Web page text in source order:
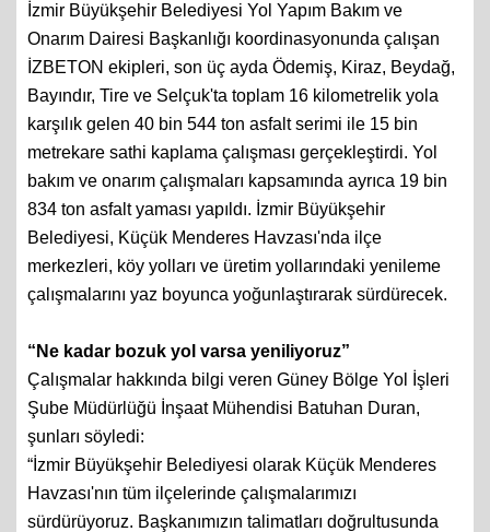
İzmir Büyükşehir Belediyesi Yol Yapım Bakım ve
Onarım Dairesi Başkanlığı koordinasyonunda çalışan
İZBETON ekipleri, son üç ayda Ödemiş, Kiraz, Beydağ,
Bayındır, Tire ve Selçuk'ta toplam 16 kilometrelik yola
karşılık gelen 40 bin 544 ton asfalt serimi ile 15 bin
metrekare sathi kaplama çalışması gerçekleştirdi. Yol
bakım ve onarım çalışmaları kapsamında ayrıca 19 bin
834 ton asfalt yaması yapıldı. İzmir Büyükşehir
Belediyesi, Küçük Menderes Havzası'nda ilçe
merkezleri, köy yolları ve üretim yollarındaki yenileme
çalışmalarını yaz boyunca yoğunlaştırarak sürdürecek.
“Ne kadar bozuk yol varsa yeniliyoruz”
Çalışmalar hakkında bilgi veren Güney Bölge Yol İşleri
Şube Müdürlüğü İnşaat Mühendisi Batuhan Duran,
şunları söyledi:
“İzmir Büyükşehir Belediyesi olarak Küçük Menderes
Havzası'nın tüm ilçelerinde çalışmalarımızı
sürdürüyoruz. Başkanımızın talimatları doğrultusunda